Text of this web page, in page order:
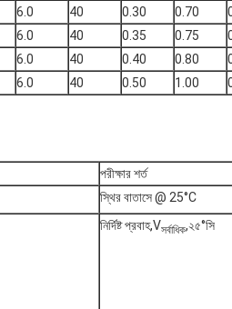
6.0 40 0.30 0.70
6.0 40 0.35 0.75
6.0 40 0.40 0.80
6.0 40 0.50 1.00
পরীক্ষার শর্ত
স্থির বাতাসে @ 25°C
নির্দিষ্ট প্রবাহ,Vসর্বাধিক,২৫°সি